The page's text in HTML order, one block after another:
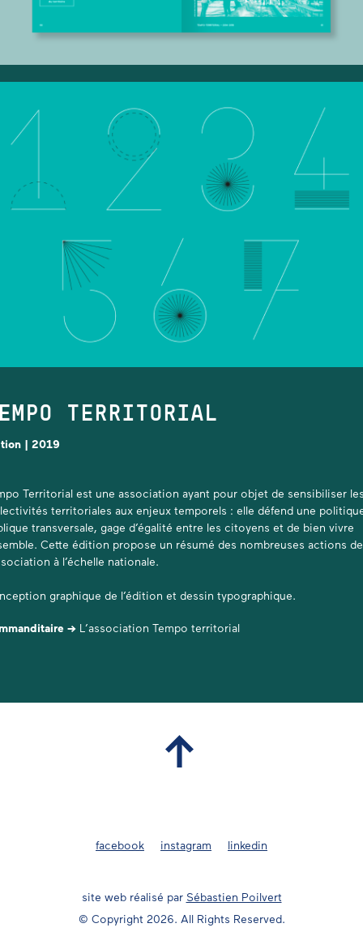
TERRITORIAL
| 2019
Territorial est une association ayant pour objet de sensibiliser
territoriales aux enjeux temporels : elle défend une
transversale, gage d’égalité entre les citoyens et de bien vivre
Cette édition propose un résumé des nombreuses actions de
à l’échelle nationale.
graphique de l’édition et dessin typographique.
→ L’association Tempo territorial
facebook instagram linkedin
site web réalisé par Sébastien Poilvert
© Copyright 2026. All Rights Reserved.